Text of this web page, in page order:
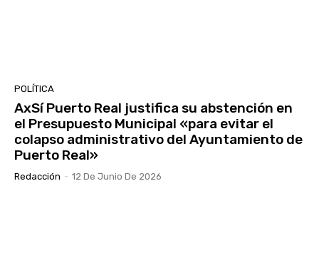
POLÍTICA
AxSí Puerto Real justifica su abstención en
el Presupuesto Municipal «para evitar el
colapso administrativo del Ayuntamiento de
Puerto Real»
Redacción - 12 De Junio De 2026